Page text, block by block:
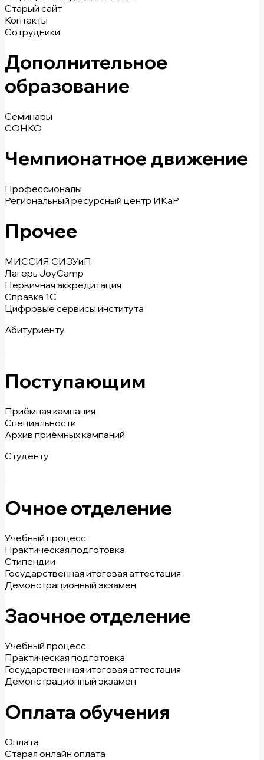
Старый сайт
Контакты
Сотрудники
Дополнительное
образование
Семинары
СОНКО
Чемпионатное движение
Профессионалы
Региональный ресурсный центр ИКаР
Прочее
МИССИЯ СИЭУиП
Лагерь JoyCamp
Первичная аккредитация
Справка 1С
Цифровые сервисы института
Абитуриенту
Поступающим
Приёмная кампания
Специальности
Архив приёмных кампаний
Студенту
Очное отделение
Учебный процесс
Практическая подготовка
Стипендии
Государственная итоговая аттестация
Демонстрационный экзамен
Заочное отделение
Учебный процесс
Практическая подготовка
Государственная итоговая аттестация
Демонстрационный экзамен
Оплата обучения
Оплата
Старая онлайн оплата